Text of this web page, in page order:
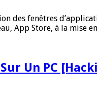
des fenêtres
App Store, à la
Un PC